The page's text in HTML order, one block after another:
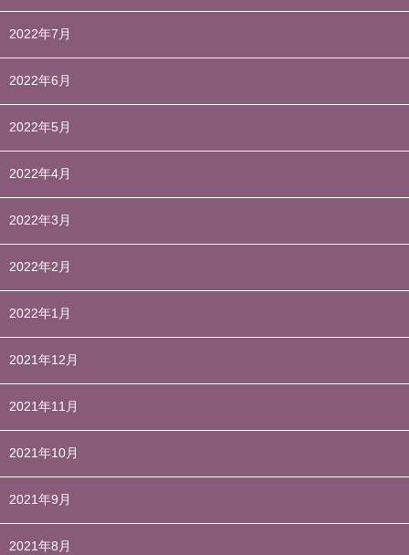
2022年7月
2022年6月
2022年5月
2022年4月
2022年3月
2022年2月
2022年1月
2021年12月
2021年11月
2021年10月
2021年9月
2021年8月